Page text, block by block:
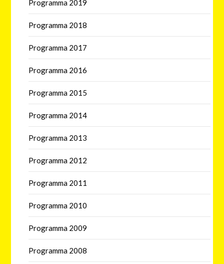
Programma 2019
Programma 2018
Programma 2017
Programma 2016
Programma 2015
Programma 2014
Programma 2013
Programma 2012
Programma 2011
Programma 2010
Programma 2009
Programma 2008